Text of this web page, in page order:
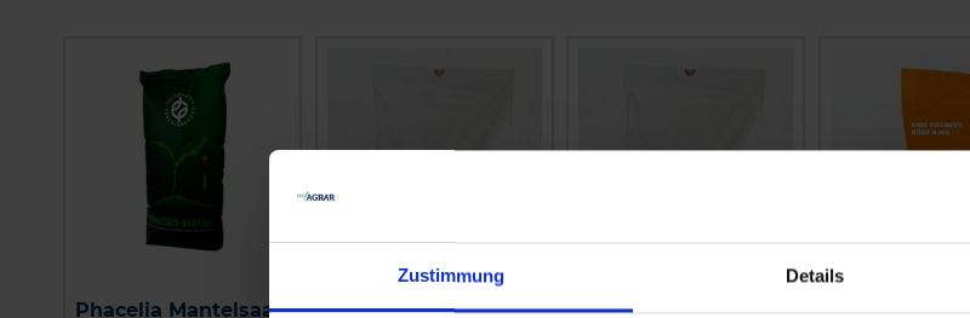
Zustimmung Details
Phacelia Mantelsaat Ölrettich Lucas Rotklee Marieta